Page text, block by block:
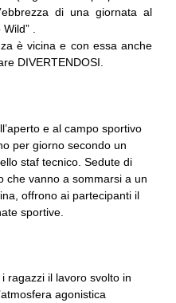
di una giornata al
.
è vicina e con essa anche
DIVERTENDOSI.
e al campo sportivo
per giorno secondo un
staf tecnico. Sedute di
che vanno a sommarsi a un
offrono ai partecipanti il
sportive.
ragazzi il lavoro svolto in
agonistica